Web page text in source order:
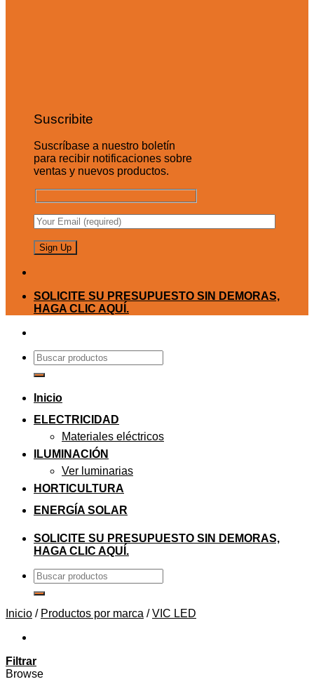
Suscribite
Suscríbase a nuestro boletín
para recibir notificaciones sobre
ventas y nuevos productos.
SOLICITE SU PRESUPUESTO SIN DEMORAS,
HAGA CLIC AQUÍ.
Buscar
por:
Inicio
ELECTRICIDAD
Materiales eléctricos
ILUMINACIÓN
Ver luminarias
HORTICULTURA
ENERGÍA SOLAR
SOLICITE SU PRESUPUESTO SIN DEMORAS,
HAGA CLIC AQUÍ.
Buscar
por:
Inicio / Productos por marca / VIC LED
Filtrar
Browse